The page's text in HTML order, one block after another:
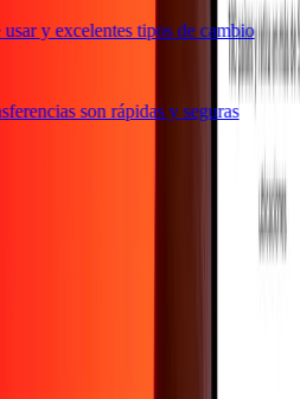
y excelentes tipos de cambio
son rápidas y seguras